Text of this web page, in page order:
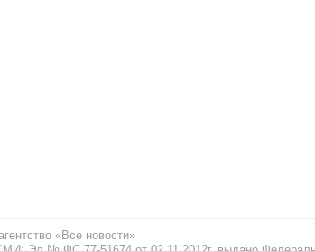
«Все новости»